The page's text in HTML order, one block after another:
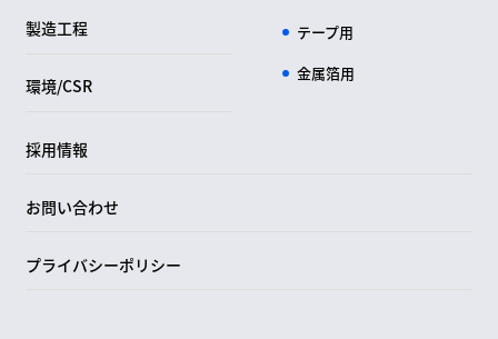
製造工程
環境/CSR
テープ用
金属箔用
採用情報
お問い合わせ
プライバシーポリシー